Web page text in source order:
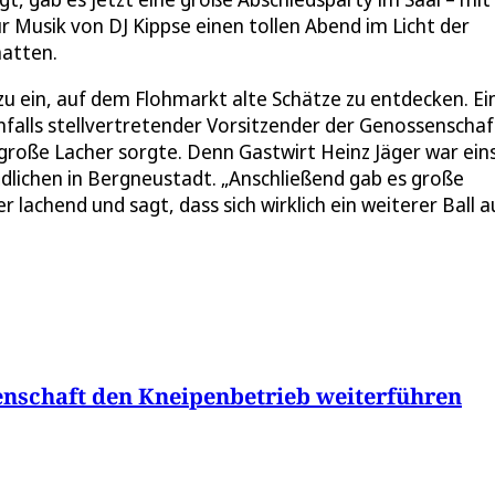
von DJ Kippse einen tollen Abend im Licht der
ein, auf dem Flohmarkt alte Schätze zu entdecken.
stellvertretender Vorsitzender der
Lacher sorgte. Denn Gastwirt Heinz Jäger war
in Bergneustadt. „Anschließend gab es große
lachend und sagt, dass sich wirklich ein weiterer Ball
den Kneipenbetrieb weiterführen